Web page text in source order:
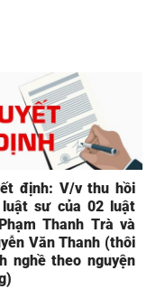
định: V/v thu hồi
sư của 02 luật
Thanh Trà và
Văn Thanh (thôi
nghề theo nguyện